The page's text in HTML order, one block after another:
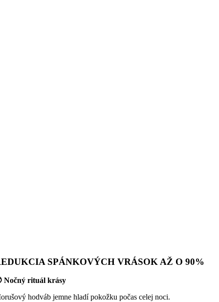
SPÁNKOVÝCH VRÁSOK AŽ O 90%
Nočný rituál krásy
hodváb jemne hladí pokožku počas celej noci.